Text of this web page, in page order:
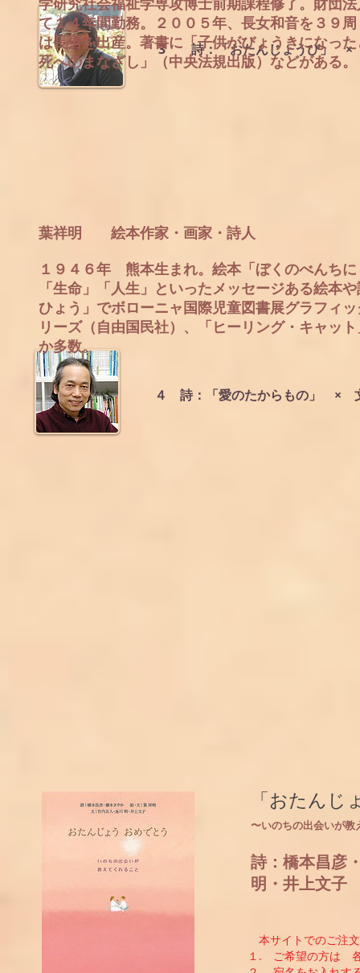
3 詩：「おたんじょうび」
４ 詩：「愛のたからもの」 ×
学研究社会福祉学専攻博士前期課程修了。財団
て１４年間勤務。２００５年、長女和音を３９
は長男を出産。著書に「子供がびょうきになっ
死へのまなざし」（中央法規出版）などがある。
葉祥明 絵本作家・画家・詩人
１９４６年 熊本生まれ。絵本「ぼくのべんち
「生命」「人生」といったメッセージある絵本
ひょう」でボローニャ国際児童図書展グラフィ
リーズ（自由国民社）、「ヒーリング・キャッ
か多数。
「おたん
〜いのちの出会いが教
詩：橋本昌彦
明・井上文子
本サイトでのご注
１. ご希望の方は 各